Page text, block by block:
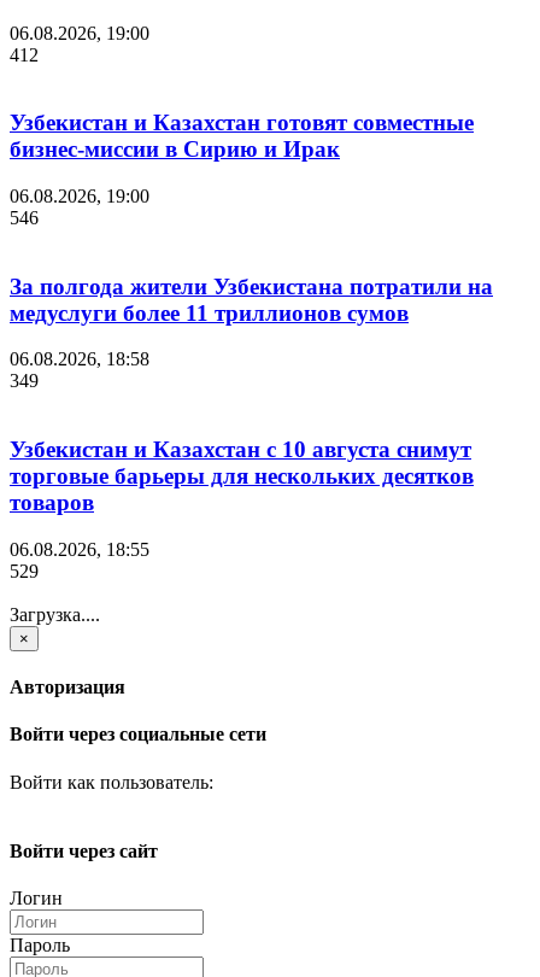
06.08.2026, 19:00
412
Узбекистан и Казахстан готовят совместные
бизнес-миссии в Сирию и Ирак
06.08.2026, 19:00
546
За полгода жители Узбекистана потратили на
медуслуги более 11 триллионов сумов
06.08.2026, 18:58
349
Узбекистан и Казахстан с 10 августа снимут
торговые барьеры для нескольких десятков
товаров
06.08.2026, 18:55
529
Загрузка....
×
Авторизация
Войти через социальные сети
Войти как пользователь:
Войти через сайт
Логин
Пароль